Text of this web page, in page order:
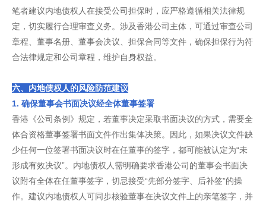
笔者建议内地债权人在接受公司担保时，应严格遵循相关法律规
定，切实履行合理审查义务。涉及香港公司主体，可通过审查公司
章程、董事名册、董事会决议、担保合同等文件，确保担保行为符
合法律规定和公司章程，维护自身权益。
六、内地债权人的风险防范建议
1. 确保董事会书面决议经全体董事签署
香港《公司条例》规定，若董事决定采取书面决议的方式，需要全
体合资格董事签署书面文件作出集体决策。因此，如果决议文件缺
少任何一位签署书面决议时在任董事的签字，都可能被认定为“未
形成有效决议”。内地债权人需明确要求香港公司的董事会书面决
议附有全体在任董事签字，切忌接受“先部分签字、后补签”的操
作。建议内地债权人可同步核验董事在决议文件上的亲笔签字，并